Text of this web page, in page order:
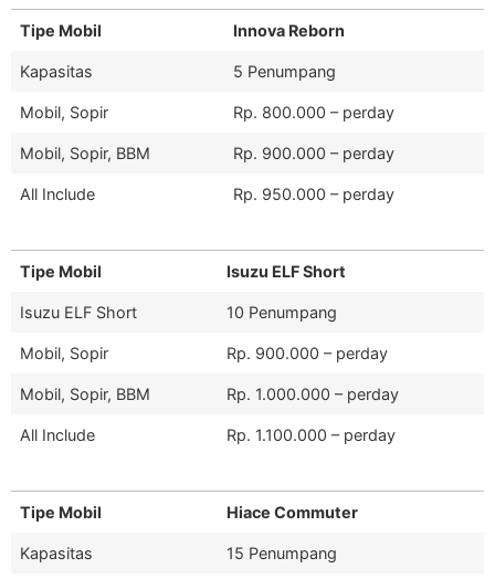
Tipe Mobil Innova Reborn
Kapasitas 5 Penumpang
Mobil, Sopir Rp. 800.000 – perday
Mobil, Sopir, BBM Rp. 900.000 – perday
All Include Rp. 950.000 – perday
Tipe Mobil Isuzu ELF Short
Isuzu ELF Short 10 Penumpang
Mobil, Sopir Rp. 900.000 – perday
Mobil, Sopir, BBM Rp. 1.000.000 – perday
All Include Rp. 1.100.000 – perday
Tipe Mobil Hiace Commuter
Kapasitas 15 Penumpang